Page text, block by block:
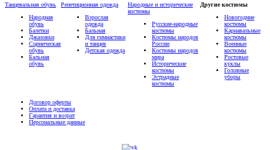
Танцевальная обувь
Народная
обувь
Балетки
Джазовки
Сценическая
обувь
Бальная
обувь
Репетиционная одежда
Взрослая
одежда
Бальная
Для гимнастики
и танцев
Детская одежда
Народные и исторические
костюмы
Русские-народные
костюмы
Костюмы народов
России
Костюмы народов
мира
Исторические
костюмы
Эстрадные
костюмы
Другие костюмы
Новогодние
костюмы
Карнавальные
костюмы
Военные
костюмы
Ростовые
куклы
Головные
уборы
Договор оферты
Оплата и доставка
Гарантия и возрат
Персональные данные